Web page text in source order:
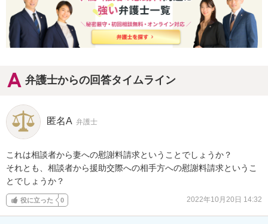
弁護士からの回答タイムライン
匿名A 弁護士
これは相談者から妻への慰謝料請求ということでしょうか？
それとも、相談者から援助交際への相手方への慰謝料請求というこ
とでしょうか？
役に立った 0 2022年10月20日 14:32